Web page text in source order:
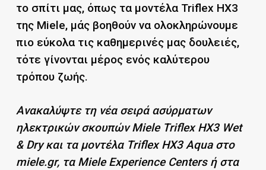
το σπίτι μας, όπως τα μοντέλα Triflex HX3
της Miele, μάς βοηθούν να ολοκληρώνουμε
πιο εύκολα τις καθημερινές μας δουλειές,
τότε γίνονται μέρος ενός καλύτερου
τρόπου ζωής.
Ανακαλύψτε τη νέα σειρά ασύρματων
ηλεκτρικών σκουπών Miele Triflex HX3 Wet
& Dry και τα μοντέλα Triflex HX3 Aqua στο
miele.gr, τα Miele Experience Centers ή στα